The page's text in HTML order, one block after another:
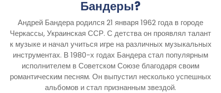
Бандеры?
Андрей Бандера родился 21 января 1962 года в городе
Черкассы, Украинская ССР. С детства он проявлял талант
к музыке и начал учиться игре на различных музыкальных
инструментах. В 1980-х годах Бандера стал популярным
исполнителем в Советском Союзе благодаря своим
романтическим песням. Он выпустил несколько успешных
альбомов и стал признанным звездой.